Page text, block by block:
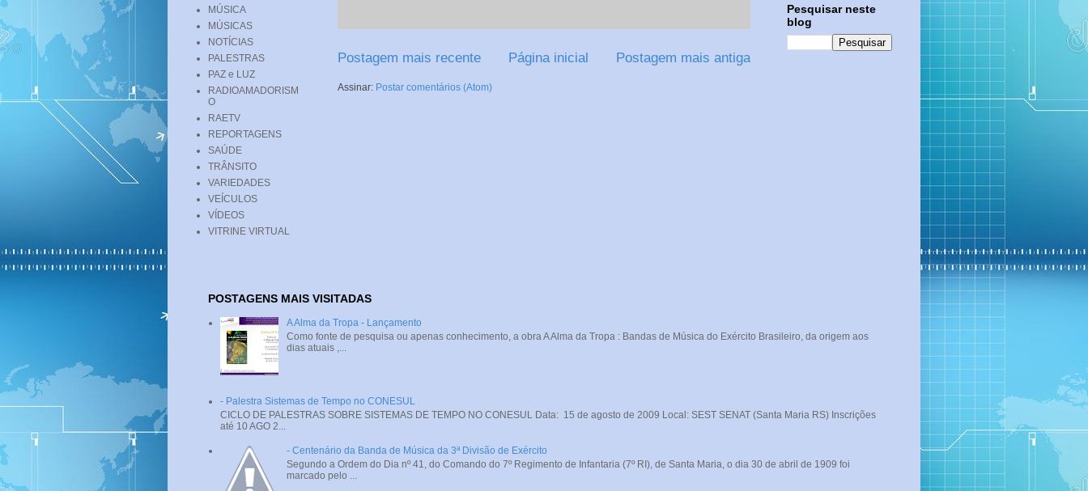
Postagem mais recente Postagem mais antiga
Página inicial
Assinar: Postar comentários (Atom)
MÚSICA
MÚSICAS
NOTÍCIAS
PALESTRAS
PAZ e LUZ
RADIOAMADORISM
O
RAETV
REPORTAGENS
SAÚDE
TRÂNSITO
VARIEDADES
VEÍCULOS
VÍDEOS
VITRINE VIRTUAL
Pesquisar neste
blog
POSTAGENS MAIS VISITADAS
A Alma da Tropa - Lançamento
Como fonte de pesquisa ou apenas conhecimento, a obra A Alma da Tropa : Bandas de Música do Exército Brasileiro, da origem aos
dias atuais ,...
- Palestra Sistemas de Tempo no CONESUL
CICLO DE PALESTRAS SOBRE SISTEMAS DE TEMPO NO CONESUL Data: 15 de agosto de 2009 Local: SEST SENAT (Santa Maria RS) Inscrições
até 10 AGO 2...
- Centenário da Banda de Música da 3ª Divisão de Exército
Segundo a Ordem do Dia nº 41, do Comando do 7º Regimento de Infantaria (7º RI), de Santa Maria, o dia 30 de abril de 1909 foi
marcado pelo ...